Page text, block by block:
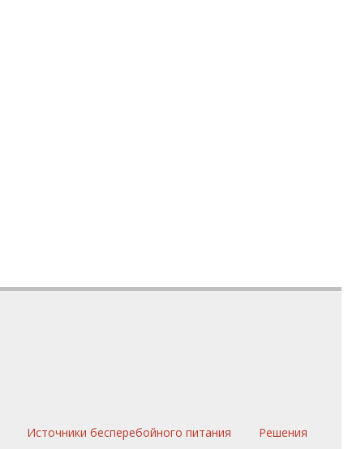
Источники бесперебойного питания Решения